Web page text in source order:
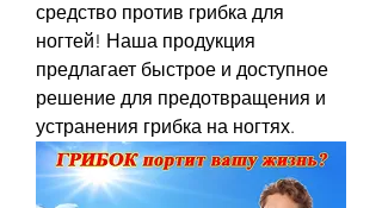
средство против грибка для
ногтей! Наша продукция
предлагает быстрое и доступное
решение для предотвращения и
устранения грибка на ногтях.